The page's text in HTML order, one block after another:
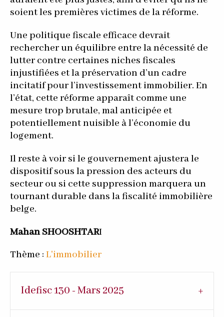
soient les premières victimes de la réforme.
Une politique fiscale efficace devrait
rechercher un équilibre entre la nécessité de
lutter contre certaines niches fiscales
injustifiées et la préservation d’un cadre
incitatif pour l’investissement immobilier. En
l’état, cette réforme apparaît comme une
mesure trop brutale, mal anticipée et
potentiellement nuisible à l’économie du
logement.
Il reste à voir si le gouvernement ajustera le
dispositif sous la pression des acteurs du
secteur ou si cette suppression marquera un
tournant durable dans la fiscalité immobilière
belge.
Mahan SHOOSHTARI
Thème : L'immobilier
Idefisc 130 - Mars 2025